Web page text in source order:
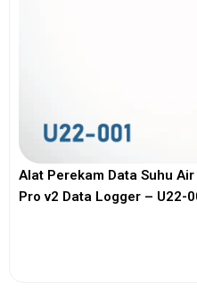
Alat Perekam Data Suhu
Pro v2 Data Logger – U22-